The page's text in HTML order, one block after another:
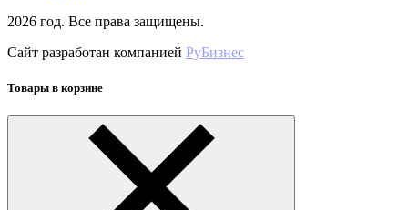
2026 год. Все права защищены.
Сайт разработан компанией РуБизнес
Товары в корзине